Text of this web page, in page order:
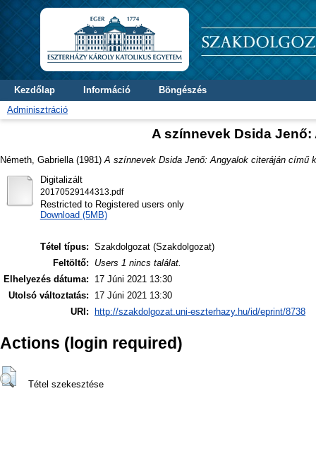
Kezdőlap Információ
Böngészés
Adminisztráció
A színnevek Dsida
Németh, Gabriella (1981) A színnevek Dsida Jenő: Angyalok citeráján című
Digitalizált
20170529144313.pdf
Restricted to Registered users only
Download (5MB)
Tétel típus: Szakdolgozat (Szakdolgozat)
Feltöltő:
Users 1 nincs találat.
Elhelyezés dátuma:
17 Júni 2021 13:30
Utolsó változtatás:
17 Júni 2021 13:30
URI:
http://szakdolgozat.uni-eszterhazy.hu/id/eprint/8738
Actions (login required)
Tétel szekesztése